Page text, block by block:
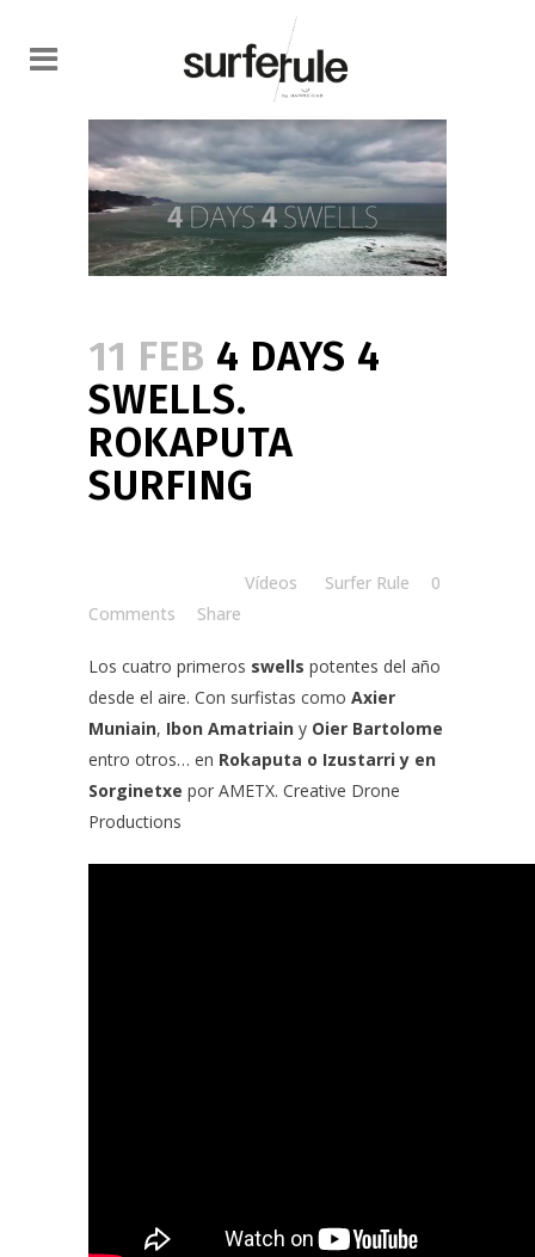
11 FEB 4 DAYS 4
SWELLS.
ROKAPUTA
SURFING
Vídeos Surfer Rule
0
Comments
Share
Los cuatro primeros swells potentes del año
desde el aire. Con surfistas como Axier
Muniain, Ibon Amatriain y Oier Bartolome
entro otros… en Rokaputa o Izustarri y en
Sorginetxe por AMETX. Creative Drone
Productions